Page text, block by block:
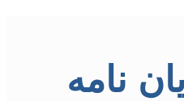
نامه